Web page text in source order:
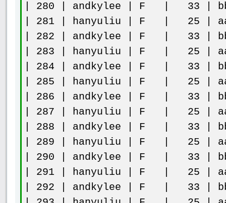
| 280 | andkylee | F | 33 |
| 281 | hanyuliu | F | 25 |
| 282 | andkylee | F | 33 |
| 283 | hanyuliu | F | 25 |
| 284 | andkylee | F | 33 |
| 285 | hanyuliu | F | 25 |
| 286 | andkylee | F | 33 |
| 287 | hanyuliu | F | 25 |
| 288 | andkylee | F | 33 |
| 289 | hanyuliu | F | 25 |
| 290 | andkylee | F | 33 |
| 291 | hanyuliu | F | 25 |
| 292 | andkylee | F | 33 |